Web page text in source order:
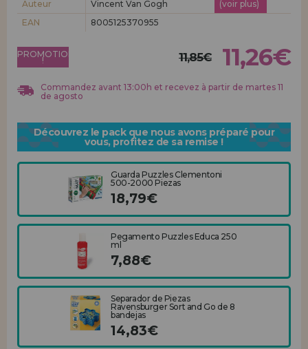
Allez-y! Nous vous attendions.
Auteur
Vincent Van Gogh
(voir plus)
EAN
8005125370955
PROMOTION
! 11,85€ 11,26€
Commandez avant 13:00h et recevez à partir de martes 11
de agosto
Découvrez le pack que nous avons préparé pour
vous, profitez de sa remise !
Guarda Puzzles Clementoni
500-2000 Piezas
18,79€
Pegamento Puzzles Educa 250
ml
7,88€
Separador de Piezas
Ravensburger Sort and Go de 8
bandejas
14,83€